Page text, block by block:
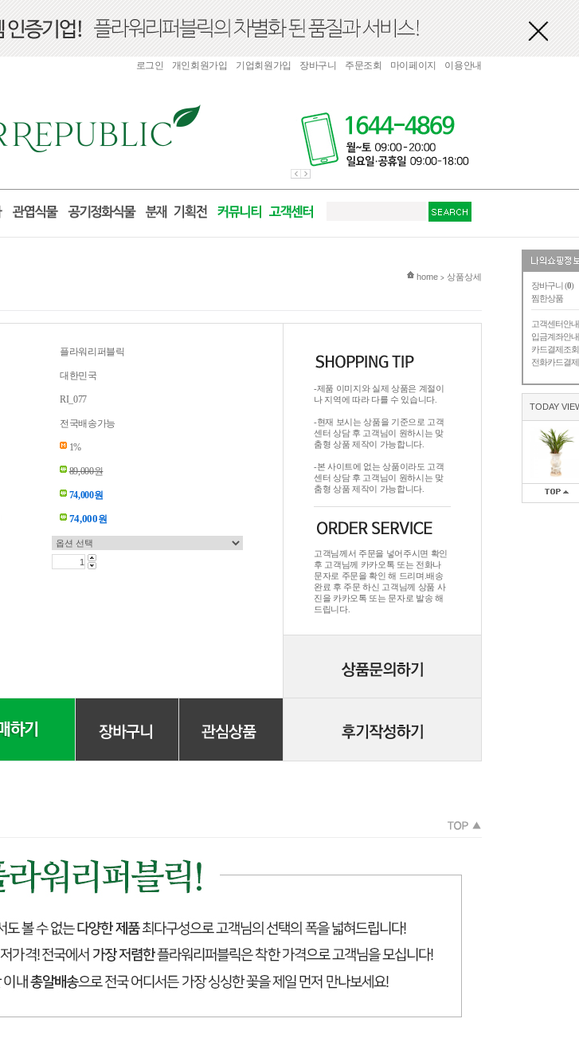
장바구니 (0)
찜한상품
고객센터안내
입금계좌안내
카드결제조회
전화카드결제
TODAY
로그인 개인회원가입 기업회원가입 장바구니 주문조회 마이페이지 이용안내
현재 위치
home > 상품상세
플라워리퍼블릭
대한민국
RI_077
전국배송가능
1%
89,000원
74,000원
74,000원
-제품 이미지와 실제 상품은 계절이
나 지역에 따라 다를 수 있습니다.
-현재 보시는 상품을 기준으로 고객
센터 상담 후 고객님이 원하시는 맞
춤형 상품 제작이 가능합니다.
-본 사이트에 없는 상품이라도 고객
센터 상담 후 고객님이 원하시는 맞
춤형 상품 제작이 가능합니다.
고객님께서 주문을 넣어주시면 확인
후 고객님께 카카오톡 또는 전화나
문자로 주문을 확인 해 드리며.배송
완료 후 주문 하신 고객님께 상품 사
진을 카카오톡 또는 문자로 발송 해
드립니다.